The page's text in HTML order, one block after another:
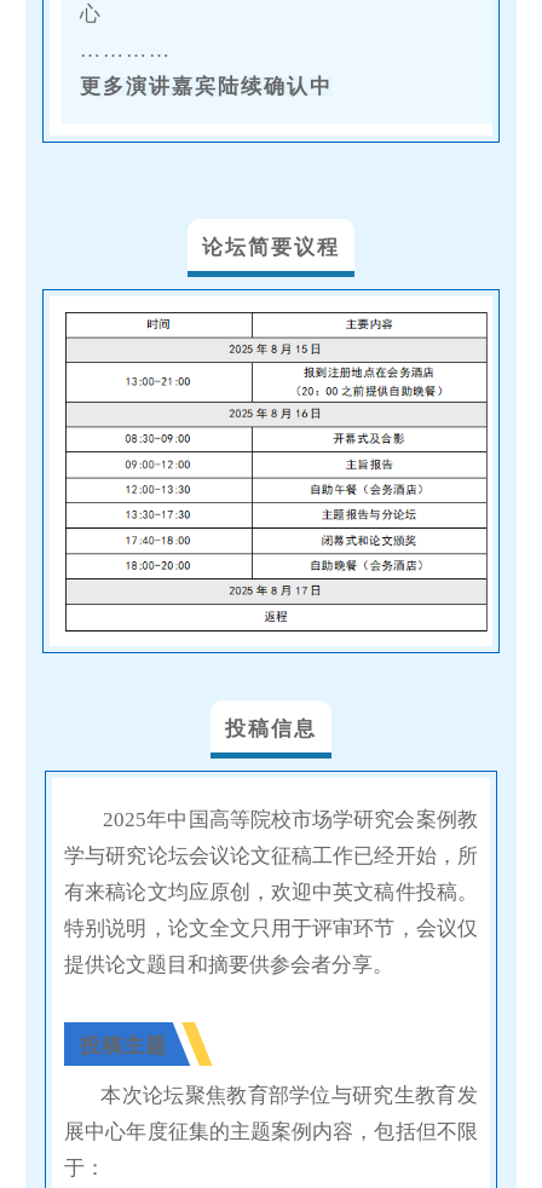
心
…………
更多演讲嘉宾陆续确认中
论坛简要议程
投稿信息
2025年中国高等院校市场学研究会案例教
学与研究论坛会议论文征稿工作已经开始，所
有来稿论文均应原创，欢迎中英文稿件投稿。
特别说明，论文全文只用于评审环节，会议仅
提供论文题目和摘要供参会者分享。
投稿主题
本次论坛聚焦教育部学位与研究生教育发
展中心年度征集的主题案例内容 ，包括但不限
于：